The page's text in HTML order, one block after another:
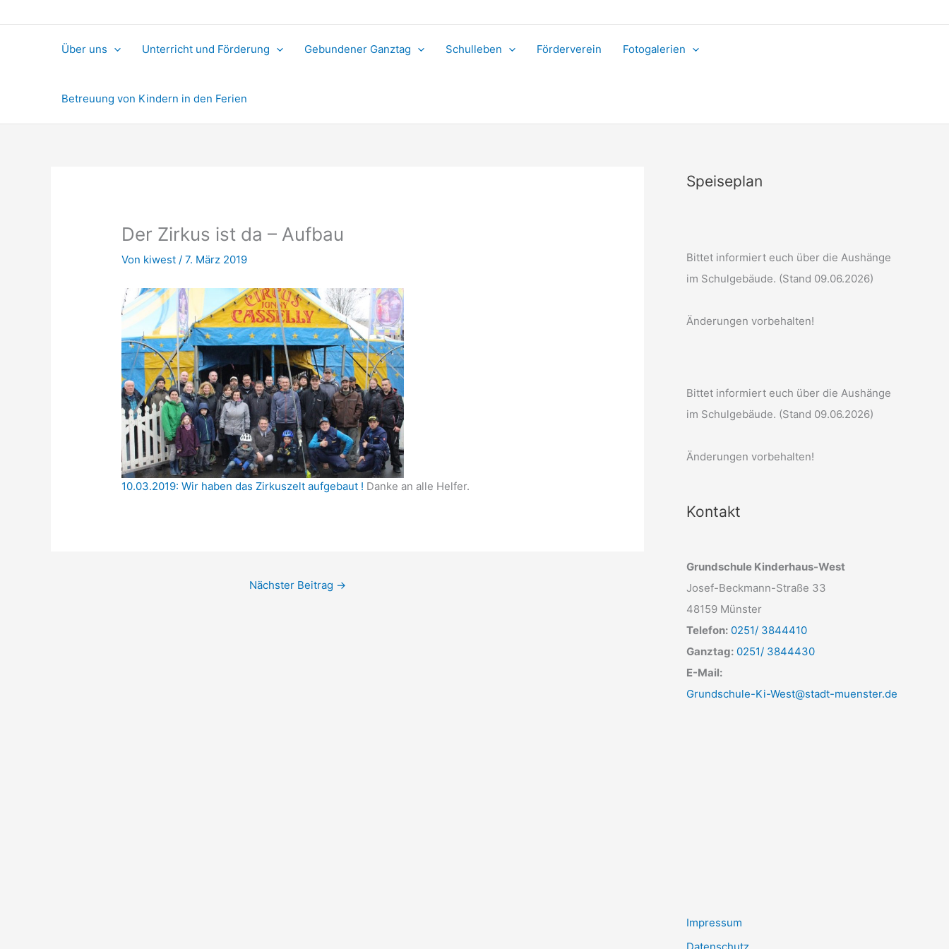
Über uns Unterricht und Förderung Gebundener Ganztag Schulleben Förderverein Fotogalerien
Betreuung von Kindern in den Ferien
Der Zirkus ist da – Aufbau
Von kiwest/7. März 2019
10.03.2019: Wir haben das Zirkuszelt aufgebaut ! Danke an alle Helfer.
Nächster Beitrag →
Speiseplan
Bittet informiert euch über die Aushänge
im Schulgebäude. (Stand 09.06.2026)
Änderungen vorbehalten!
Bittet informiert euch über die Aushänge
im Schulgebäude. (Stand 09.06.2026)
Änderungen vorbehalten!
Kontakt
Grundschule Kinderhaus-West
Josef-Beckmann-Straße 33
48159 Münster
Telefon: 0251/ 3844410
Ganztag: 0251/ 3844430
E-Mail:
Grundschule-Ki-West@stadt-muenster.de
Impressum